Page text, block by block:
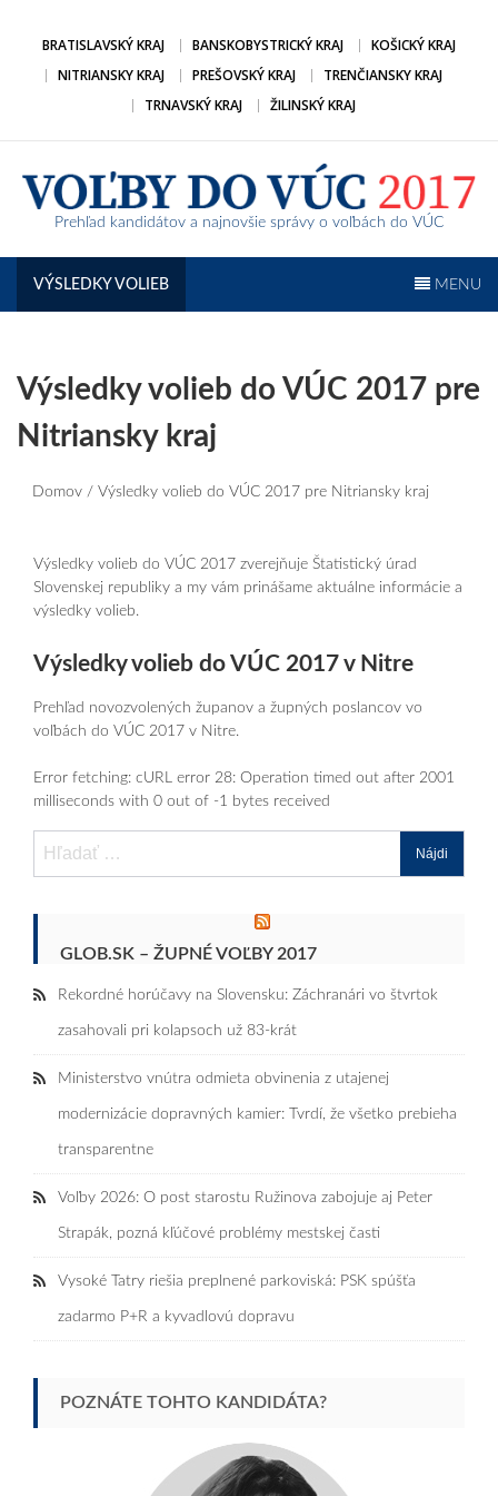
BRATISLAVSKÝ KRAJ BANSKOBYSTRICKÝ KRAJ
KOŠICKÝ KRAJ
NITRIANSKY KRAJ
PREŠOVSKÝ KRAJ
TRENČIANSKY KRAJ
TRNAVSKÝ KRAJ
ŽILINSKÝ KRAJ
Prehľad kandidátov a najnovšie správy o voľbách do VÚC
VÝSLEDKY VOLIEB MENU
Výsledky volieb do VÚC 2017 pre
Nitriansky kraj
Domov / Výsledky volieb do VÚC 2017 pre Nitriansky kraj
Výsledky volieb do VÚC 2017 zverejňuje Štatistický úrad
Slovenskej republiky a my vám prinášame aktuálne informácie a
výsledky volieb.
Výsledky volieb do VÚC 2017 v Nitre
Prehľad novozvolených županov a župných poslancov vo
voľbách do VÚC 2017 v Nitre.
Error fetching: cURL error 28: Operation timed out after 2001
milliseconds with 0 out of -1 bytes received
Hľadať:
GLOB.SK – ŽUPNÉ VOĽBY 2017
Rekordné horúčavy na Slovensku: Záchranári vo štvrtok
zasahovali pri kolapsoch už 83-krát
Ministerstvo vnútra odmieta obvinenia z utajenej
modernizácie dopravných kamier: Tvrdí, že všetko prebieha
transparentne
Voľby 2026: O post starostu Ružinova zabojuje aj Peter
Strapák, pozná kľúčové problémy mestskej časti
Vysoké Tatry riešia preplnené parkoviská: PSK spúšťa
zadarmo P+R a kyvadlovú dopravu
POZNÁTE TOHTO KANDIDÁTA?